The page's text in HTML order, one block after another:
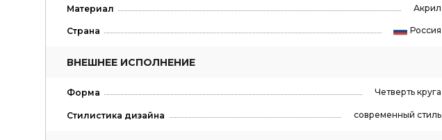
Материал Акрил
Страна Россия
ВНЕШНЕЕ ИСПОЛНЕНИЕ
Форма Четверть круга
Стилистика дизайна современный стиль